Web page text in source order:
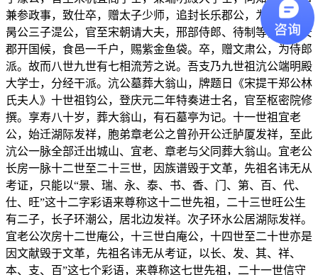
兼参政事，致仕卒，赠太子少师，追封长乐郡公，为机宜派，
昺公三子湜公，官至宋朝请大夫，邢部侍郎、待制等，封同安
郡开国候，食邑一千户，赐紫金鱼袋。卒，赠文肃公，为侍郎
派。故而八世九世有七相流芳之说。吾支乃九世祖沆公端明殿
大学士，分经干派。沆公墓葬大翁山，牌题日《宋提干郑公林
氏夫人》十世祖钧公，登庆元二年特奏进士名，官至枢密院修
撰。享寿八十岁，葬大翁山，有石墓亭为记。十一世祖宜老
公，始迁湖际发祥，胞弟章老公之曾孙开公迁胪厦发祥，至此
沆公一脉全部迁出城山、宜老、章老与父同葬大翁山。宜老公
长房一脉十二世至二十三世，因族谱毁于文革，先祖名讳无从
考证，只能以“景、瑞、永、泰、书、香、门、第、百、代、
仕、旺”这十二字彩语来尊称这十二世先祖，二十三世旺公生
有二子，长子环潮公，居北边发祥。次子环水公居湖际发祥。
宜老公次房十二世庵公，十三世白庵公，十四世至二十世亦是
因文献毁于文革，先祖名讳无从考证，以长、发、其、祥、
本、支、百”这七个彩语，来尊称这七世先祖，二十一世信守